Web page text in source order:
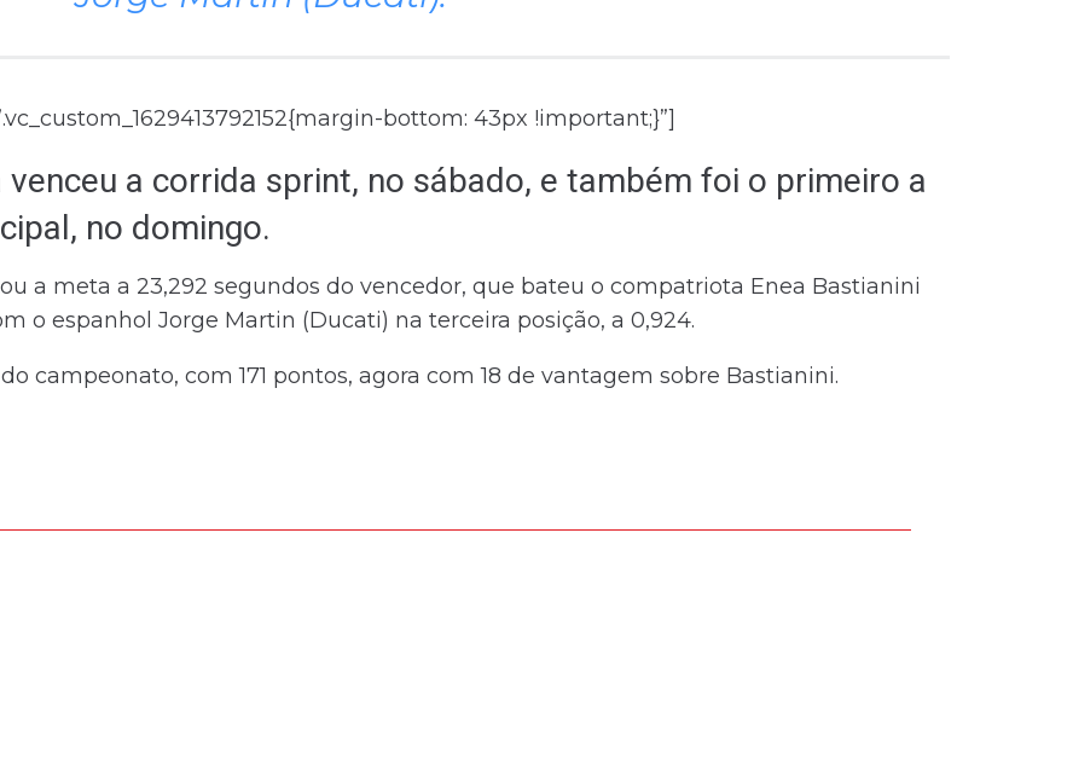
bottom: 43px !important;}”]
venceu a corrida sprint, no sábado, e também foi o primeiro a
no domingo.
a meta a 23,292 segundos do vencedor, que bateu o compatriota Enea Bastianini
o espanhol Jorge Martin (Ducati) na terceira posição, a 0,924.
campeonato, com 171 pontos, agora com 18 de vantagem sobre Bastianini.